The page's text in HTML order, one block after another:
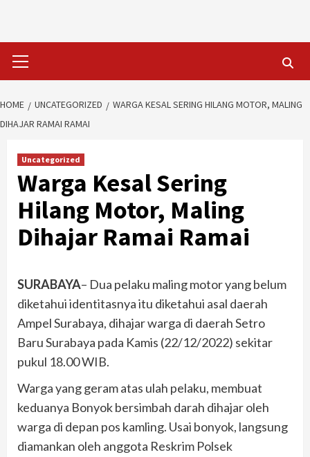
Menu
HOME UNCATEGORIZED
WARGA KESAL SERING HILANG MOTOR, MALING
DIHAJAR RAMAI RAMAI
Uncategorized
Warga Kesal Sering
Hilang Motor, Maling
Dihajar Ramai Ramai
SURABAYA– Dua pelaku maling motor yang belum
diketahui identitasnya itu diketahui asal daerah
Ampel Surabaya, dihajar warga di daerah Setro
Baru Surabaya pada Kamis (22/12/2022) sekitar
pukul 18.00 WIB.
Warga yang geram atas ulah pelaku, membuat
keduanya Bonyok bersimbah darah dihajar oleh
warga di depan pos kamling. Usai bonyok, langsung
diamankan oleh anggota Reskrim Polsek